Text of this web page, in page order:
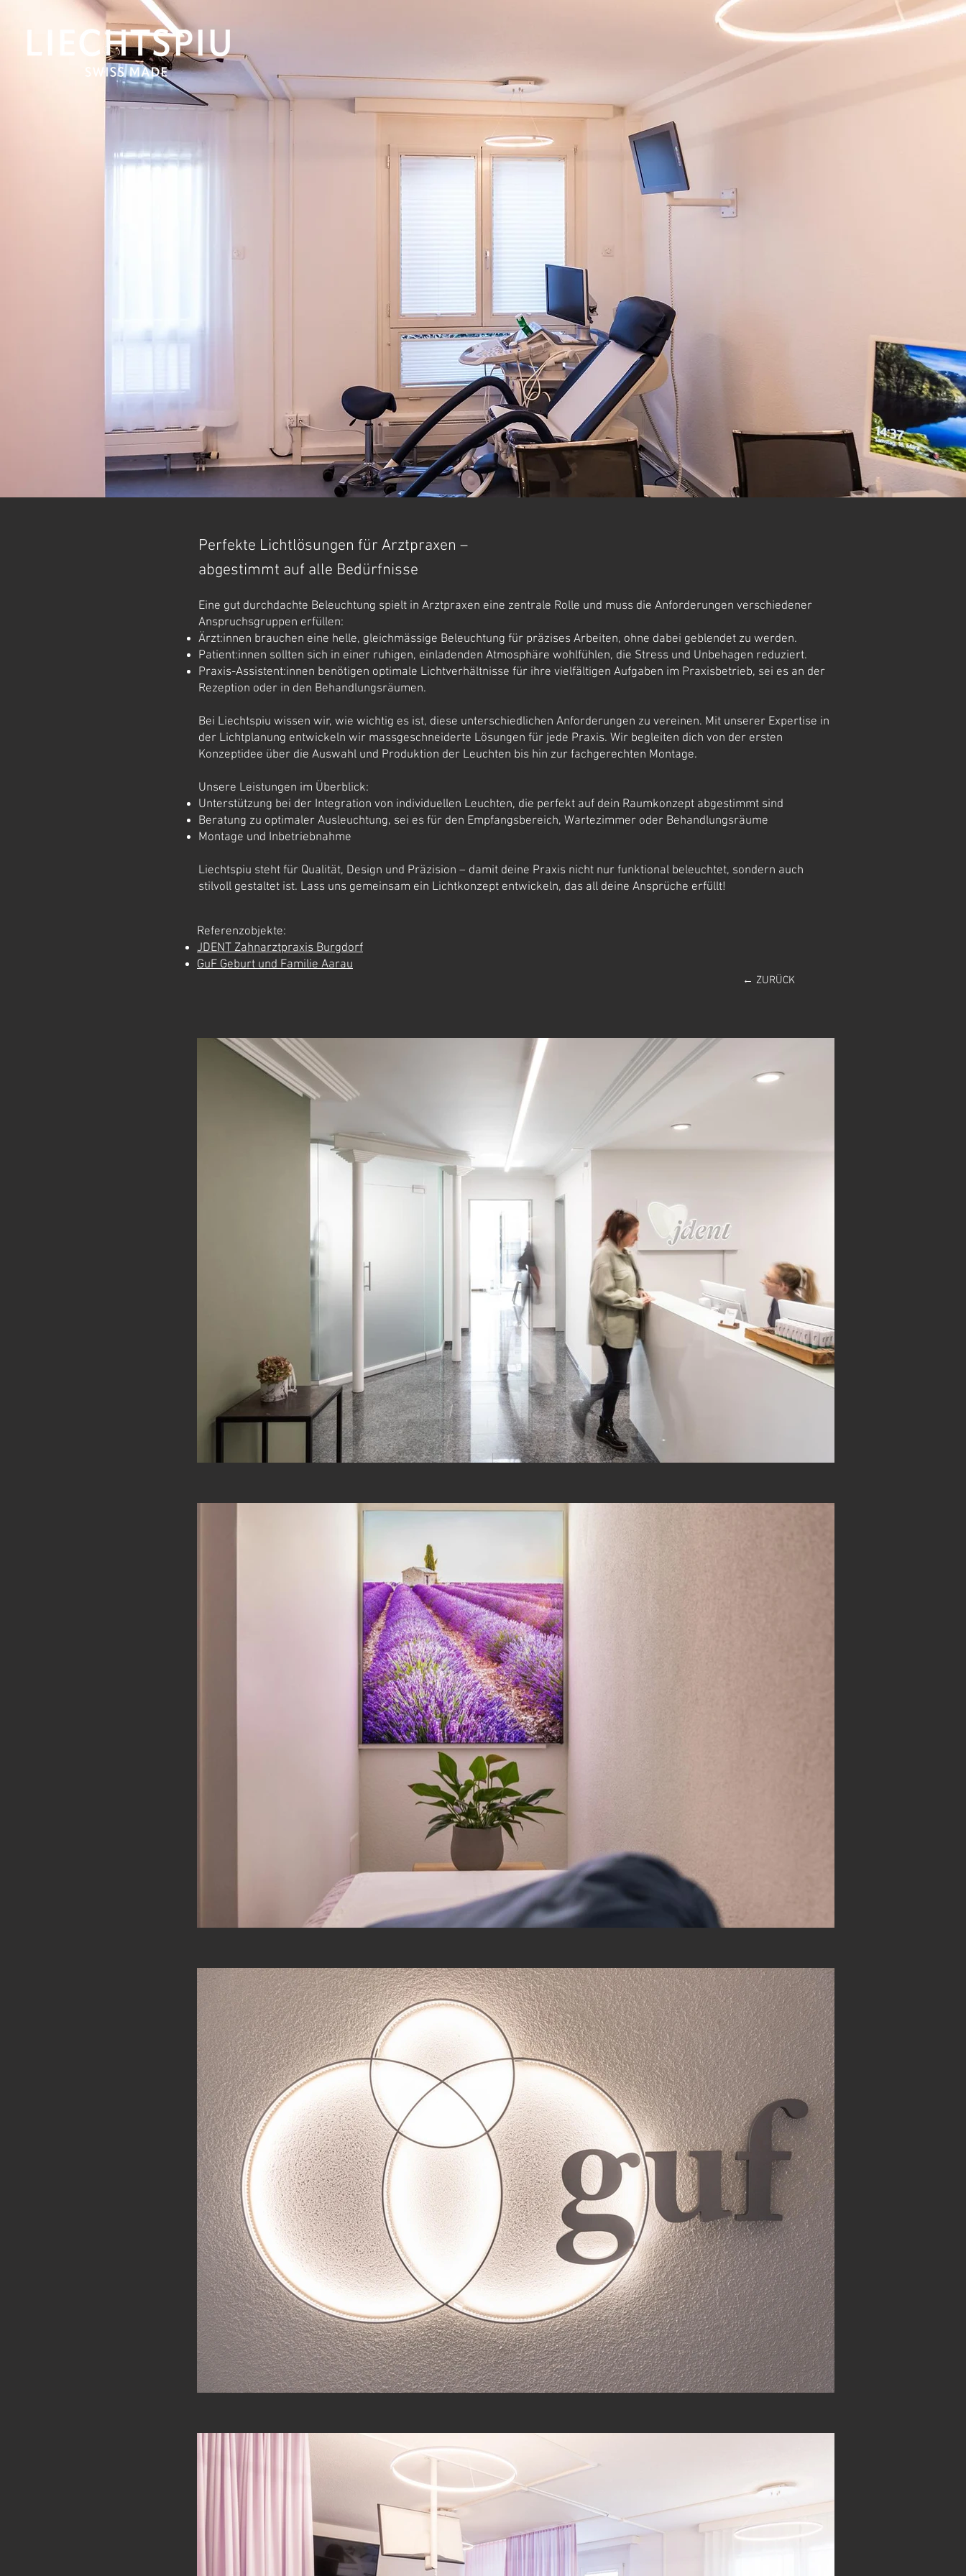
Perfekte Lichtlösungen für Arztpraxen –
abgestimmt auf alle Bedürfnisse
Eine gut durchdachte Beleuchtung spielt in Arztpraxen eine zentrale Rolle und muss die Anforderungen verschiedener
Anspruchsgruppen erfüllen:
Ärzt:innen brauchen eine helle, gleichmässige Beleuchtung für präzises Arbeiten, ohne dabei geblendet zu werden.
Patient:innen sollten sich in einer ruhigen, einladenden Atmosphäre wohlfühlen, die Stress und Unbehagen reduziert.
Praxis-Assistent:innen benötigen optimale Lichtverhältnisse für ihre vielfältigen Aufgaben im Praxisbetrieb, sei es an der
Rezeption oder in den Behandlungsräumen.
Bei Liechtspiu wissen wir, wie wichtig es ist, diese unterschiedlichen Anforderungen zu vereinen. Mit unserer Expertise in
der Lichtplanung entwickeln wir massgeschneiderte Lösungen für jede Praxis. Wir begleiten dich von der ersten
Konzeptidee über die Auswahl und Produktion der Leuchten bis hin zur fachgerechten Montage.
Unsere Leistungen im Überblick:​
Unterstützung bei der Integration von individuellen Leuchten, die perfekt auf dein Raumkonzept abgestimmt sind
Beratung zu optimaler Ausleuchtung, sei es für den Empfangsbereich, Wartezimmer oder Behandlungsräume
Montage und Inbetriebnahme
Liechtspiu steht für Qualität, Design und Präzision – damit deine Praxis nicht nur funktional beleuchtet, sondern auch
stilvoll gestaltet ist. Lass uns gemeinsam ein Lichtkonzept entwickeln, das all deine Ansprüche erfüllt!
Referenzobjekte:
JDENT Zahnarztpraxis Burgdorf
GuF Geburt und Familie Aarau
← ZURÜCK